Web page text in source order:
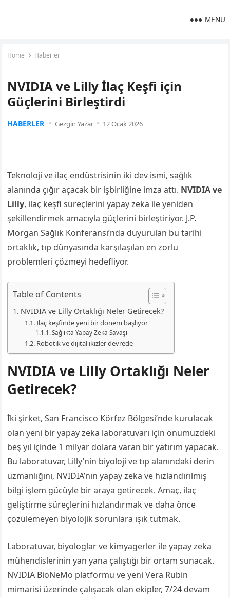
MENU
Home Haberler
NVIDIA ve Lilly İlaç Keşfi için
Güçlerini Birleştirdi
HABERLER Gezgin Yazar 12 Ocak 2026
Teknoloji ve ilaç endüstrisinin iki dev ismi, sağlık
alanında çığır açacak bir işbirliğine imza attı. NVIDIA ve
Lilly, ilaç keşfi süreçlerini yapay zeka ile yeniden
şekillendirmek amacıyla güçlerini birleştiriyor. J.P.
Morgan Sağlık Konferansı’nda duyurulan bu tarihi
ortaklık, tıp dünyasında karşılaşılan en zorlu
problemleri çözmeyi hedefliyor.
Table of Contents
NVIDIA ve Lilly Ortaklığı Neler Getirecek?
İlaç keşfinde yeni bir dönem başlıyor
Sağlıkta Yapay Zeka Savaşı
Robotik ve dijital ikizler devrede
NVIDIA ve Lilly Ortaklığı Neler
Getirecek?
İki şirket, San Francisco Körfez Bölgesi’nde kurulacak
olan yeni bir yapay zeka laboratuvarı için önümüzdeki
beş yıl içinde 1 milyar dolara varan bir yatırım yapacak.
Bu laboratuvar, Lilly’nin biyoloji ve tıp alanındaki derin
uzmanlığını, NVIDIA’nın yapay zeka ve hızlandırılmış
bilgi işlem gücüyle bir araya getirecek. Amaç, ilaç
geliştirme süreçlerini hızlandırmak ve daha önce
çözülemeyen biyolojik sorunlara ışık tutmak.
Laboratuvar, biyologlar ve kimyagerler ile yapay zeka
mühendislerinin yan yana çalıştığı bir ortam sunacak.
NVIDIA BioNeMo platformu ve yeni Vera Rubin
mimarisi üzerinde çalışacak olan ekipler, 7/24 devam